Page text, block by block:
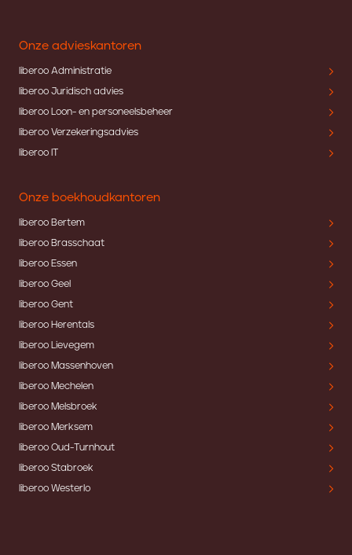
Onze advieskantoren
liberoo Administratie
liberoo Juridisch advies
liberoo Loon- en personeelsbeheer
liberoo Verzekeringsadvies
liberoo IT
Onze boekhoudkantoren
liberoo Bertem
liberoo Brasschaat
liberoo Essen
liberoo Geel
liberoo Gent
liberoo Herentals
liberoo Lievegem
liberoo Massenhoven
liberoo Mechelen
liberoo Melsbroek
liberoo Merksem
liberoo Oud-Turnhout
liberoo Stabroek
liberoo Westerlo